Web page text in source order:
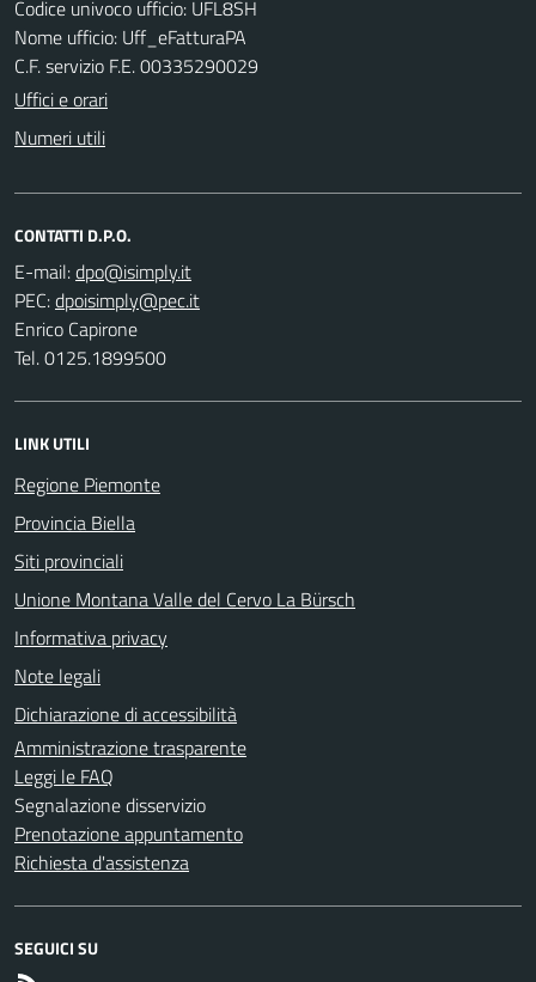
Codice univoco ufficio: UFL8SH
Nome ufficio: Uff_eFatturaPA
C.F. servizio F.E. 00335290029
Uffici e orari
Numeri utili
CONTATTI D.P.O.
E-mail:
PEC:
Enrico Capirone
Tel. 0125.1899500
LINK UTILI
Regione Piemonte
Provincia Biella
Siti provinciali
Unione Montana Valle del Cervo La Bürsch
Informativa privacy
Note legali
Dichiarazione di accessibilità
Amministrazione trasparente
Leggi le FAQ
Segnalazione disservizio
Prenotazione appuntamento
Richiesta d'assistenza
SEGUICI SU